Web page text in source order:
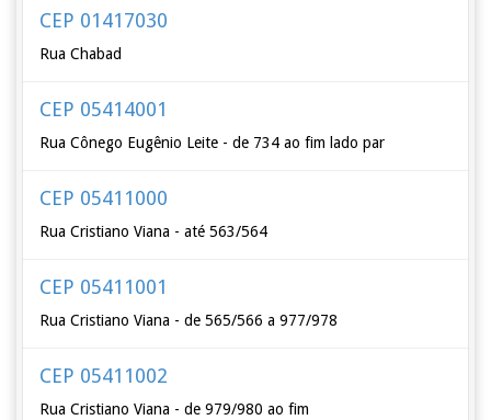
CEP 01417030
Rua Chabad
CEP 05414001
Rua Cônego Eugênio Leite - de 734 ao fim lado par
CEP 05411000
Rua Cristiano Viana - até 563/564
CEP 05411001
Rua Cristiano Viana - de 565/566 a 977/978
CEP 05411002
Rua Cristiano Viana - de 979/980 ao fim